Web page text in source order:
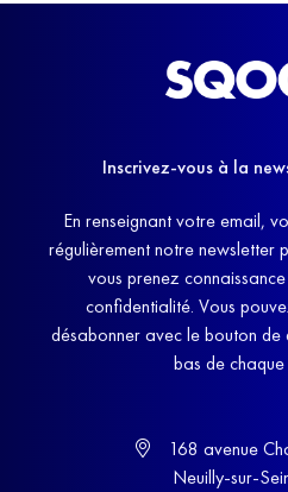
Inscrivez-vous à la
En renseignant votre email,
régulièrement notre newsletter
vous prenez
confidentialité. Vous
désabonner avec le bouton de
bas de
168 avenue
Neuilly-sur-